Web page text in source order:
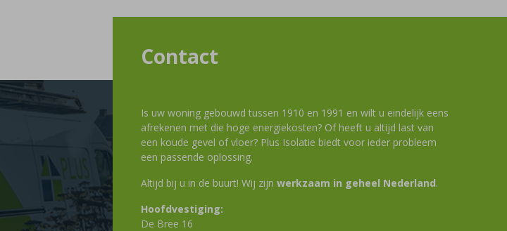
Contact
Is uw woning gebouwd tussen 1910 en 1991 en wilt u eindelijk eens
afrekenen met die hoge energiekosten? Of heeft u altijd last van
een koude gevel of vloer? Plus Isolatie biedt voor ieder probleem
een passende oplossing.
Altijd bij u in de buurt! Wij zijn werkzaam in geheel Nederland.
Hoofdvestiging:
De Bree 16